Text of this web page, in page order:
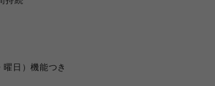
曜日）機能つき